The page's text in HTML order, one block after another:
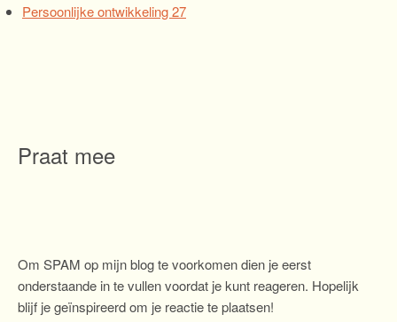
Persoonlijke ontwikkeling27
Praat mee
Om SPAM op mijn blog te voorkomen dien je eerst
onderstaande in te vullen voordat je kunt reageren. Hopelijk
blijf je geïnspireerd om je reactie te plaatsen!